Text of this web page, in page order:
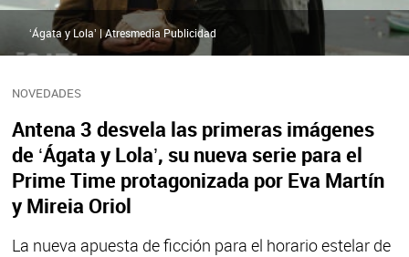
NOVEDADES
Antena 3 desvela las primeras imágenes
de ‘Ágata y Lola’, su nueva serie para el
Prime Time protagonizada por Eva Martín
y Mireia Oriol
La nueva apuesta de ficción para el horario estelar de
‘Ágata y Lola’ | Atresmedia Publicidad